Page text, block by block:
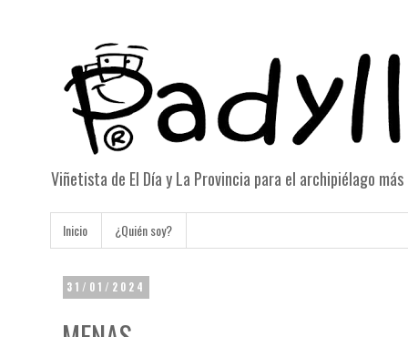
Viñetista de El Día y La Provincia para el archipiélago
Inicio ¿Quién soy?
31/01/2024